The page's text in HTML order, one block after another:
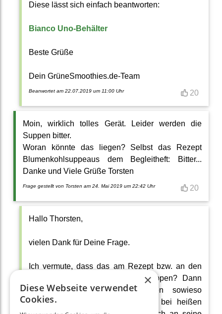
Diese lässt sich einfach beantworten:
Bianco Uno-Behälter
Beste Grüße
Dein GrüneSmoothies.de-Team
Beanwortet am 22.07.2019 um 11:00 Uhr 20
Moin, wirklich tolles Gerät. Leider werden die
Suppen bitter.
Woran könnte das liegen? Selbst das Rezept
Blumenkohlsuppeaus dem Begleitheft: Bitter...
Danke und Viele Grüße Torsten
Frage gestellt von Torsten am 24. Mai 2019 um 22:42 Uhr 20
Hallo Thorsten,
vielen Dank für Deine Frage.
Ich vermute, dass das am Rezept bzw. an den
Zutaten liegt. Sind es Rohkostsuppen? Dann
kommen die Geschmacksnuancen sowieso
nochmal ganz anders heraus als bei heißen
×
Diese Webseite verwendet
Cookies.